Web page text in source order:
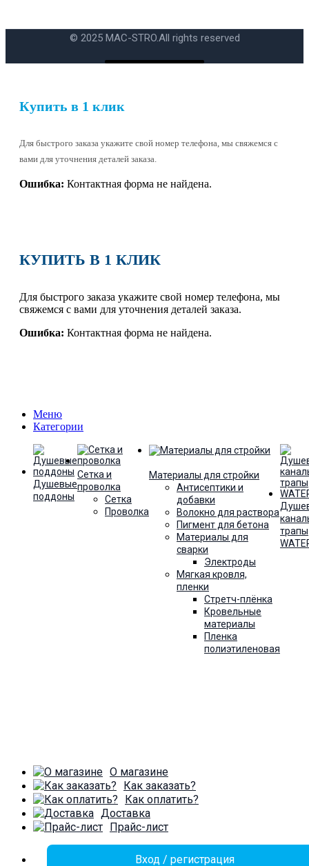
© 2025 MAC-STRO.All rights reserved
Купить в 1 клик
Для быстрого заказа укажите свой номер телефона, мы свяжемся с
вами для уточнения деталей заказа.
Ошибка: Контактная форма не найдена.
КУПИТЬ В 1 КЛИК
Для быстрого заказа укажите свой номер телефона, мы
свяжемся с вами для уточнения деталей заказа.
Ошибка: Контактная форма не найдена.
Меню
Категории
Душевые
поддоны
Сетка и
проволка
Сетка
Проволка
Материалы для стройки
Антисептики и
добавки
Волокно для раствора
Пигмент для бетона
Материалы для
сварки
Электроды
Мягкая кровля,
пленки
Стретч-плёнка
Кровельные
материалы
Пленка
полиэтиленовая
трапы
О магазине
Как заказать?
Как оплатить?
Доставка
Прайс-лист
Вход / регистрация